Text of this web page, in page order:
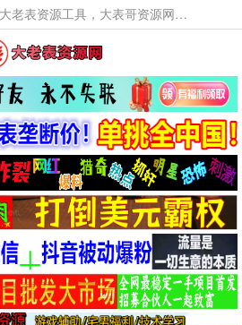
本网站提供资源工具下载，大老表资源工具，大表哥资源网软件工具，大老表资源下载，活动线报福利资源分享,活动线报，大型网游经典游戏，网络热门技术游戏辅助交流与分享。